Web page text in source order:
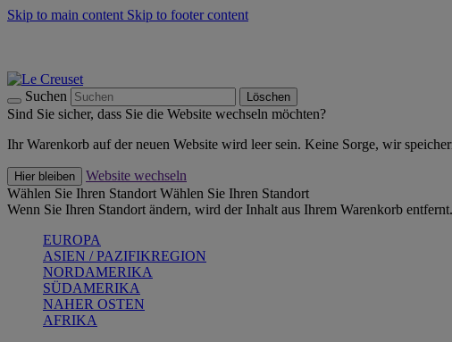
Skip to main content Skip to footer content
Suchen Löschen
Sind Sie sicher, dass Sie die Website wechseln möchten?
Ihr Warenkorb auf der neuen Website wird leer sein. Keine Sorge, wir
Hier bleiben
Website wechseln
Wählen Sie Ihren Standort Wählen Sie Ihren Standort
Wenn Sie Ihren Standort ändern, wird der Inhalt aus Ihrem Warenkorb
EUROPA
ASIEN / PAZIFIKREGION
NORDAMERIKA
SÜDAMERIKA
NAHER OSTEN
AFRIKA